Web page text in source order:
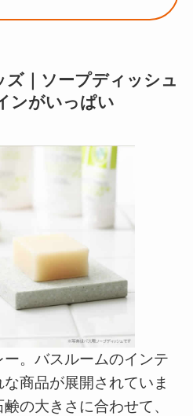
ズ｜ソープディッシュ
ンがいっぱい
。バスルームのインテ
商品が展開されていま
の大きさに合わせて、